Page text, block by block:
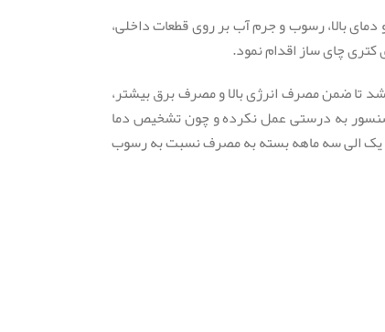
بالا، رسوب و جرم آب بر روی قطعات داخلی،
چای ساز اقدام نمود.
تا ضمن مصرف انرژی بالا و مصرف برق بیشتر،
سنسور به درستی عمل نکرده و چون تشخیص دما
یک الی سه ماهه بسته به مصرف نسبت به رسوب